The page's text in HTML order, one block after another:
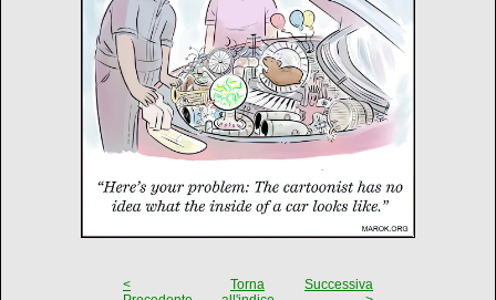
<
Torna
Successiva